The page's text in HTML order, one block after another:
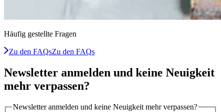
Häufig gestellte Fragen
Zu den FAQsZu den FAQs
Newsletter anmelden und keine Neuigkeit
mehr verpassen?
Newsletter anmelden und keine Neuigkeit mehr verpassen?